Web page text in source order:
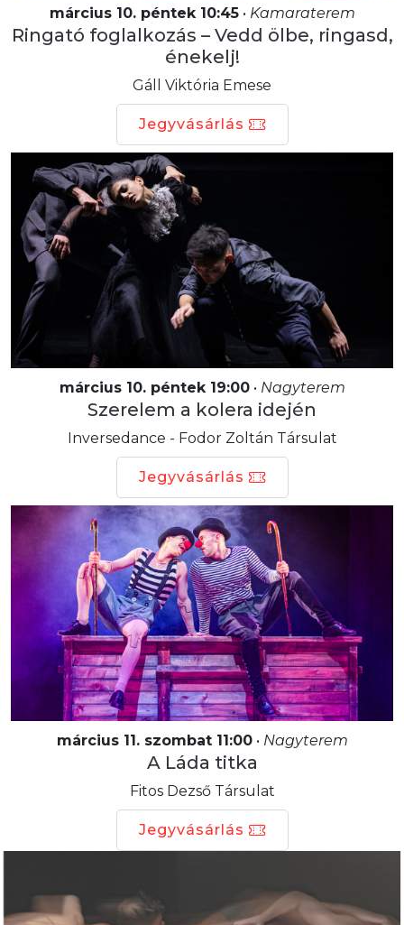
március 10. péntek 10:45• Kamaraterem
Ringató foglalkozás – Vedd ölbe, ringasd,
énekelj!
Gáll Viktória Emese
Jegyvásárlás
március 10. péntek 19:00• Nagyterem
Szerelem a kolera idején
Inversedance - Fodor Zoltán Társulat
Jegyvásárlás
március 11. szombat 11:00• Nagyterem
A Láda titka
Fitos Dezső Társulat
Jegyvásárlás